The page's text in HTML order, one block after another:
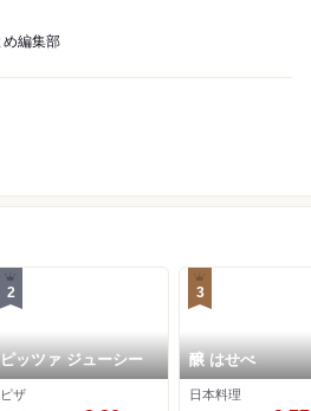
め編集部
2
ピッツァ ジューシー
ピザ
3
醸 はせべ
日本料理